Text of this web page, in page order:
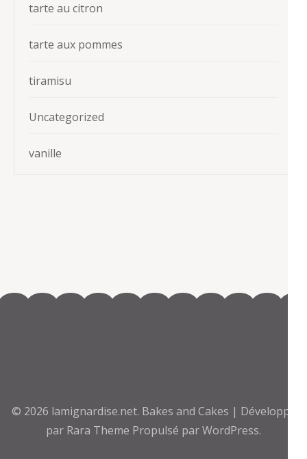
tarte au citron
tarte aux pommes
tiramisu
Uncategorized
vanille
© 2026 lamignardise.net. Bakes and Cakes | Développé
par Rara Theme Propulsé parWordPress.